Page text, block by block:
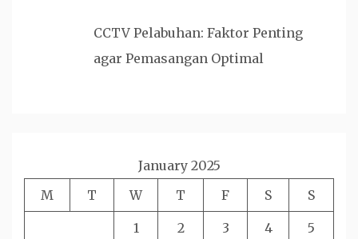
CCTV Pelabuhan: Faktor Penting
agar Pemasangan Optimal
January 2025
M
T W T F S S
1 2 3 4 5